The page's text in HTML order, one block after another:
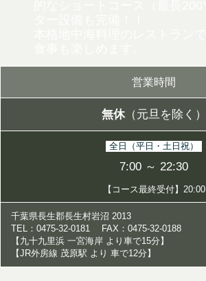
営業時間
無休（元旦を除く）
全日（平日・土日祝）
7:00 ～ 22:30
【コース最終受付】20:00
千葉県長生郡長生村岩沼 2013
TEL：0475-32-0181 FAX：0475-32-0188
【九十九里浜 一宮海岸 より車で15分】
【JR外房線 茂原駅 より 車で12分】